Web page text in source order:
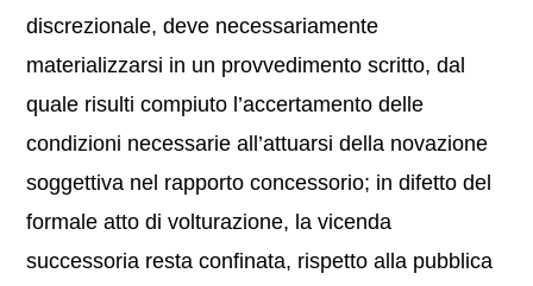
discrezionale, deve necessariamente
materializzarsi in un provvedimento scritto, dal
quale risulti compiuto l’accertamento delle
condizioni necessarie all’attuarsi della novazione
soggettiva nel rapporto concessorio; in difetto del
formale atto di volturazione, la vicenda
successoria resta confinata, rispetto alla pubblica